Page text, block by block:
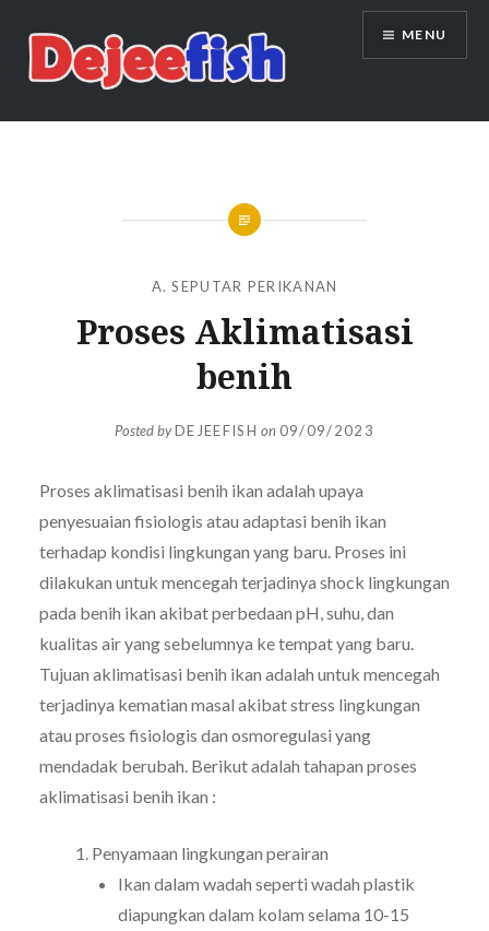
content
DEJEEFISH | PRODUSEN BENIH
MENU
A. SEPUTAR PERIKANAN
Proses Aklimatisasi
benih
Posted byDEJEEFISH on09/09/2023
Proses aklimatisasi benih ikan adalah upaya
penyesuaian fisiologis atau adaptasi benih ikan
terhadap kondisi lingkungan yang baru. Proses ini
dilakukan untuk mencegah terjadinya shock lingkungan
pada benih ikan akibat perbedaan pH, suhu, dan
kualitas air yang sebelumnya ke tempat yang baru.
Tujuan aklimatisasi benih ikan adalah untuk mencegah
terjadinya kematian masal akibat stress lingkungan
atau proses fisiologis dan osmoregulasi yang
mendadak berubah. Berikut adalah tahapan proses
aklimatisasi benih ikan :
Penyamaan lingkungan perairan
Ikan dalam wadah seperti wadah plastik
diapungkan dalam kolam selama 10-15